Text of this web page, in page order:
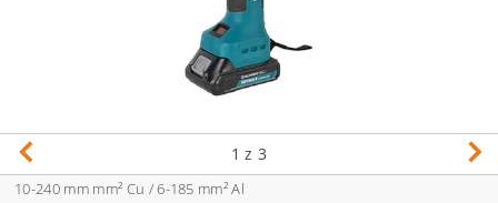
1 z 3
10-240 mm mm² Cu / 6-185 mm² Al